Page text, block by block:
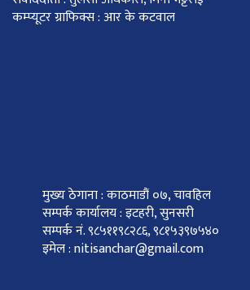
कम्प्यूटर ग्राफिक्स : आर के कटवाल
मुख्य ठेगाना : काठमाडौं ०७, चावहिल
सम्पर्क कार्यालय : इटहरी, सुनसरी
सम्पर्क नं. ९८५११९८२८६, ९८१५३९७५४०
इमेल : nitisanchar@gmail.com